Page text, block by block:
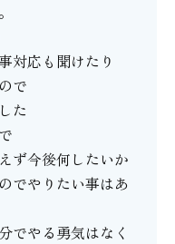
対応も聞けたり
で
た
ず今後何したいか
でやりたい事はあ
でやる勇気はなく